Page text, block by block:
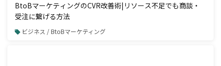
BtoBマーケティングのCVR改善術|リソース不足でも商談・
受注に繋げる方法
ビジネス / BtoBマーケティング